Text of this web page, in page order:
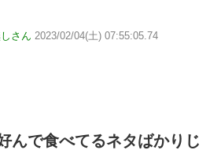
さん 2023/02/04(土) 07:55:05.74
んで食べてるネタばかりじ